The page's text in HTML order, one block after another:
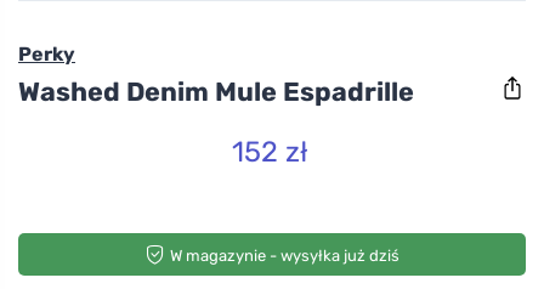
Perky
Washed Denim Mule Espadrille
152 zł
W magazynie - wysyłka już dziś